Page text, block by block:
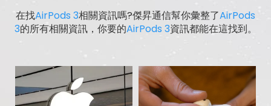
在找AirPods 3相關資訊嗎?傑昇通信幫你彙整了AirPods
3的所有相關資訊，你要的AirPods 3資訊都能在這找到。